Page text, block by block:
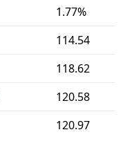
1.77%
114.54
118.62
120.58
120.97